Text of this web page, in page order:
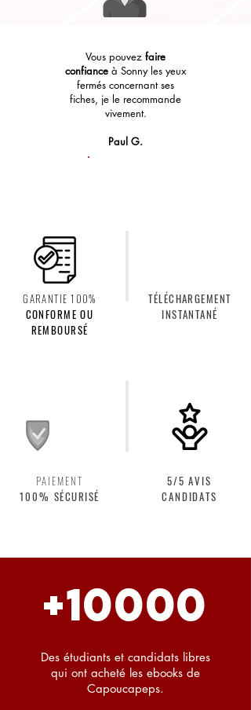
Vous pouvez faire
confiance à Sonny les yeux
fermés concernant ses
fiches, je le recommande
vivement.
Paul G.
GARANTIE 100%
CONFORME OU
REMBOURSÉ
TÉLÉCHARGEMENT
INSTANTANÉ
PAIEMENT
100% SÉCURISÉ
5/5 AVIS
CANDIDATS
+10000
Des étudiants et candidats libres
qui ont acheté les ebooks de
Capoucapeps.